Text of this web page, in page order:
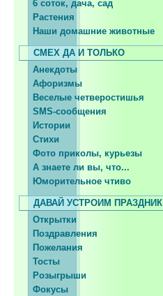
6 соток, дача, сад
Растения
Наши домашние животные
СМЕХ ДА И ТОЛЬКО
Анекдоты
Афоризмы
Веселые четверостишья
SMS-сообщения
Истории
Стихи
Фото приколы, курьезы
А знаете ли вы, что...
Юморительное чтиво
ДАВАЙ УСТРОИМ ПРАЗДНИК
Открытки
Поздравления
Пожелания
Тосты
Розыгрыши
Фокусы